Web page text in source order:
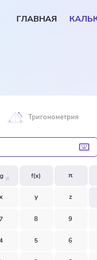
ГЛАВНАЯ
Тригонометрия